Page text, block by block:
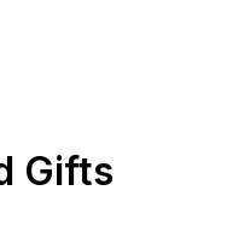
Gifts